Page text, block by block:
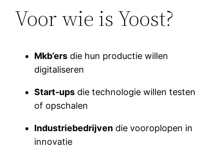
Voor wie is Yoost?
Mkb’ers die hun productie willen
digitaliseren
Start-ups die technologie willen testen
of opschalen
Industriebedrijven die vooroplopen in
innovatie